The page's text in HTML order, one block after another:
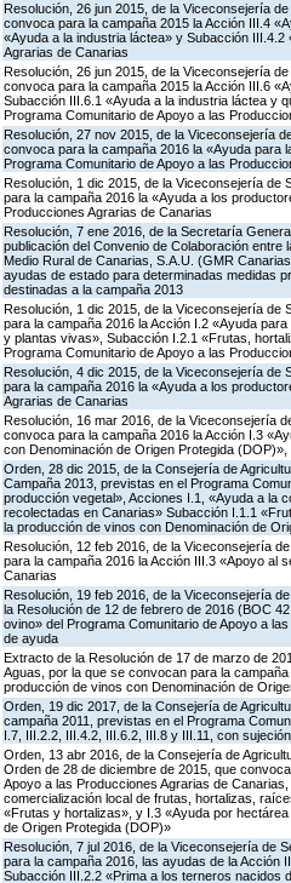
Resolución, 26 jun 2015, de la Viceconsejería
convoca para la campaña 2015 la Acción III.4
«Ayuda a la industria láctea» y Subacción
Agrarias de Canarias
Resolución, 26 jun 2015, de la Viceconsejería
convoca para la campaña 2015 la Acción III.6
Subacción III.6.1 «Ayuda a la industria láctea y
Programa Comunitario de Apoyo a las
Resolución, 27 nov 2015, de la Viceconsejería
convoca para la campaña 2016 la «Ayuda para
Programa Comunitario de Apoyo a las
Resolución, 1 dic 2015, de la Viceconsejería
para la campaña 2016 la «Ayuda a los
Producciones Agrarias de Canarias
Resolución, 7 ene 2016, de la Secretaría
publicación del Convenio de Colaboración
Medio Rural de Canarias, S.A.U. (GMR
ayudas de estado para determinadas medidas
destinadas a la campaña 2013
Resolución, 1 dic 2015, de la Viceconsejería
para la campaña 2016 la Acción I.2 «Ayuda
y plantas vivas», Subacción I.2.1 «Frutas,
Programa Comunitario de Apoyo a las
Resolución, 4 dic 2015, de la Viceconsejería
para la campaña 2016 la «Ayuda a los
Agrarias de Canarias
Resolución, 16 mar 2016, de la Viceconsejería
convoca para la campaña 2016 la Acción I.3
con Denominación de Origen Protegida
Orden, 28 dic 2015, de la Consejería de
Campaña 2013, previstas en el Programa
producción vegetal», Acciones I.1, «Ayuda a la
recolectadas en Canarias» Subacción I.1.1
la producción de vinos con Denominación de
Resolución, 12 feb 2016, de la Viceconsejería
para la campaña 2016 la Acción III.3 «Apoyo al
Canarias
Resolución, 19 feb 2016, de la Viceconsejería
la Resolución de 12 de febrero de 2016 (BOC
ovino» del Programa Comunitario de Apoyo a
de ayuda
Extracto de la Resolución de 17 de marzo de
Aguas, por la que se convocan para la
producción de vinos con Denominación de
Orden, 19 dic 2017, de la Consejería de
campaña 2011, previstas en el Programa
I.7, III.2.2, III.4.2, III.6.2, III.8 y III.11, con
Orden, 13 abr 2016, de la Consejería de
Orden de 28 de diciembre de 2015, que
Apoyo a las Producciones Agrarias de
comercialización local de frutas, hortalizas,
«Frutas y hortalizas», y I.3 «Ayuda por
de Origen Protegida (DOP)»
Resolución, 7 jul 2016, de la Viceconsejería de
para la campaña 2016, las ayudas de la Acción
Subacción III.2.2 «Prima a los terneros nacidos